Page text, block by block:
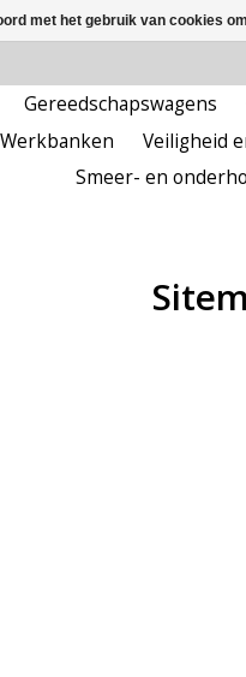
Gereedschapswagens
Werkbanken Veiligheid
Smeer- en
met het gebruik van cookies